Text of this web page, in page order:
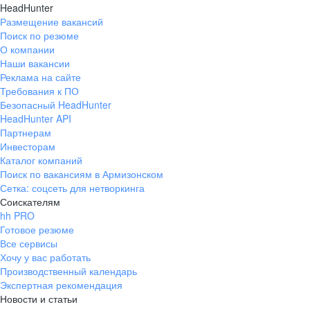
Екатеринбург
ул. Боевых Дружин, стр. 20,
+7 343 226-79-99
pr@ural.hh.ru
ул. Янковского, д. 169, 7 этаж,
706 каб.
+7 861 205-55-57
pr@krd.hh.ru
Владивосток
пер. Ланинский д. 4, офис 3.4
+7 423 202-33-28
pr@dv.hh.ru
HeadHunter
Размещение вакансий
Поиск по резюме
О компании
Наши вакансии
Реклама на сайте
Требования к ПО
Безопасный HeadHunter
HeadHunter API
Партнерам
Инвесторам
Каталог компаний
Поиск по вакансиям в Армизонском
Сетка: соцсеть для нетворкинга
Соискателям
hh PRO
Готовое резюме
Все сервисы
Хочу у вас работать
Производственный календарь
Экспертная рекомендация
Новости и статьи